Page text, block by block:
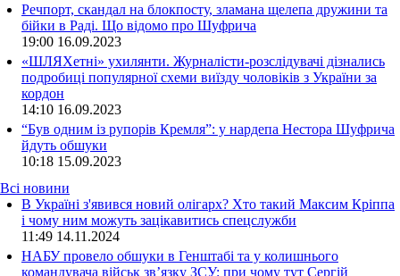
Речпорт, скандал на блокпосту, зламана щелепа дружини та
бійки в Раді. Що відомо про Шуфрича
19:00 16.09.2023
«ШЛЯХетні» ухилянти. Журналісти-розслідувачі дізнались
подробиці популярної схеми виїзду чоловіків з України за
кордон
14:10 16.09.2023
“Був одним із рупорів Кремля”: у нардепа Нестора Шуфрича
йдуть обшуки
10:18 15.09.2023
Всі новини
В Україні з'явився новий олігарх? Хто такий Максим Кріппа
і чому ним можуть зацікавитись спецслужби
11:49 14.11.2024
НАБУ провело обшуки в Генштабі та у колишнього
командувача військ зв’язку ЗСУ: при чому тут Сергій